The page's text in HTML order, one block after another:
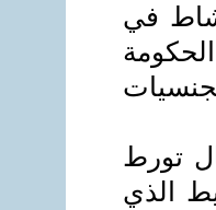
في
تورط
الذي